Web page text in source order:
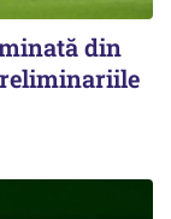
din